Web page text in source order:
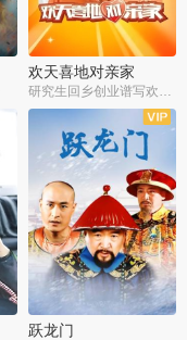
欢天喜地对亲家
全30集
跃龙门